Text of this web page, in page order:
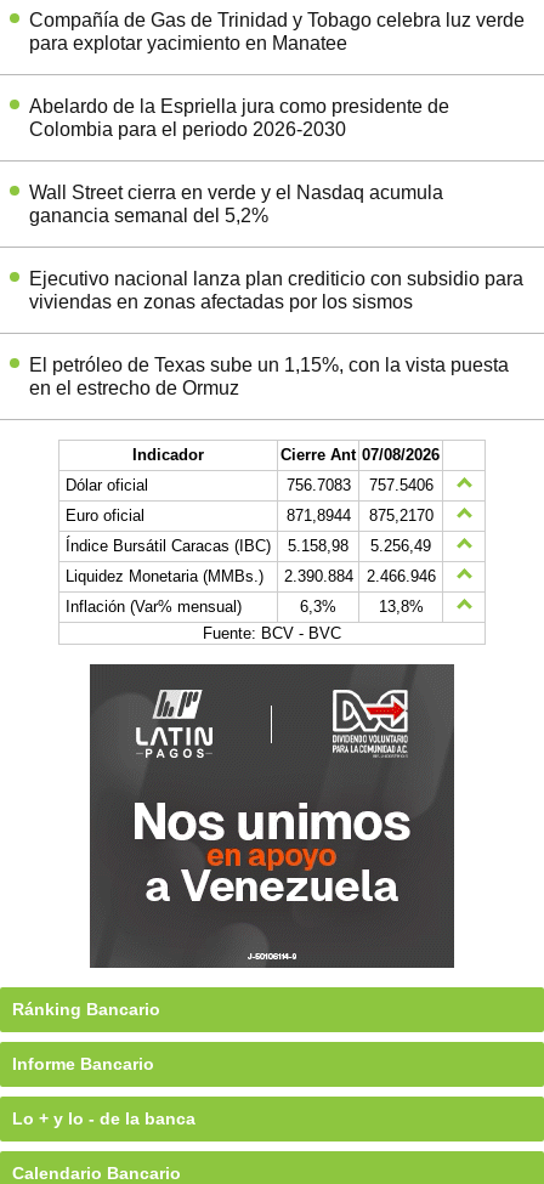
Compañía de Gas de Trinidad y Tobago celebra luz verde
para explotar yacimiento en Manatee
Abelardo de la Espriella jura como presidente de
Colombia para el periodo 2026-2030
Wall Street cierra en verde y el Nasdaq acumula
ganancia semanal del 5,2%
Ejecutivo nacional lanza plan crediticio con subsidio para
viviendas en zonas afectadas por los sismos
El petróleo de Texas sube un 1,15%, con la vista puesta
en el estrecho de Ormuz
Indicador Cierre Ant 07/08/2026
Dólar oficial
756.7083
757.5406
Euro oficial
871,8944
875,2170
Índice Bursátil Caracas (IBC)
5.158,98
5.256,49
Liquidez Monetaria (MMBs.)
2.390.884
2.466.946
Inflación (Var% mensual)
6,3%
13,8%
Fuente: BCV - BVC
Ránking Bancario
Informe Bancario
Lo + y lo - de la banca
Calendario Bancario